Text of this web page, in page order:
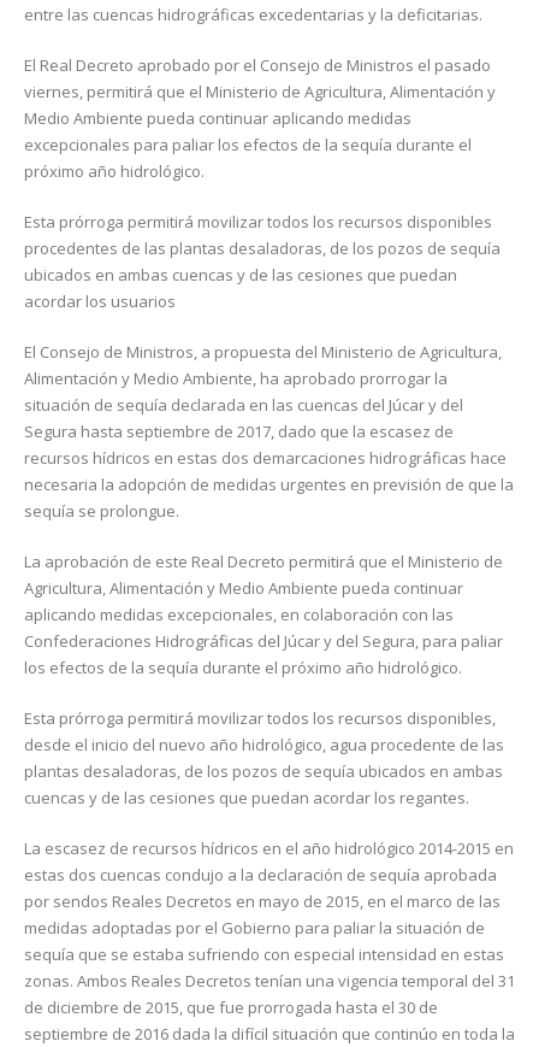
entre las cuencas hidrográficas excedentarias y la deficitarias.
El Real Decreto aprobado por el Consejo de Ministros el pasado
viernes, permitirá que el Ministerio de Agricultura, Alimentación y
Medio Ambiente pueda continuar aplicando medidas
excepcionales para paliar los efectos de la sequía durante el
próximo año hidrológico.
Esta prórroga permitirá movilizar todos los recursos disponibles
procedentes de las plantas desaladoras, de los pozos de sequía
ubicados en ambas cuencas y de las cesiones que puedan
acordar los usuarios
El Consejo de Ministros, a propuesta del Ministerio de Agricultura,
Alimentación y Medio Ambiente, ha aprobado prorrogar la
situación de sequía declarada en las cuencas del Júcar y del
Segura hasta septiembre de 2017, dado que la escasez de
recursos hídricos en estas dos demarcaciones hidrográficas hace
necesaria la adopción de medidas urgentes en previsión de que la
sequía se prolongue.
La aprobación de este Real Decreto permitirá que el Ministerio de
Agricultura, Alimentación y Medio Ambiente pueda continuar
aplicando medidas excepcionales, en colaboración con las
Confederaciones Hidrográficas del Júcar y del Segura, para paliar
los efectos de la sequía durante el próximo año hidrológico.
Esta prórroga permitirá movilizar todos los recursos disponibles,
desde el inicio del nuevo año hidrológico, agua procedente de las
plantas desaladoras, de los pozos de sequía ubicados en ambas
cuencas y de las cesiones que puedan acordar los regantes.
La escasez de recursos hídricos en el año hidrológico 2014-2015 en
estas dos cuencas condujo a la declaración de sequía aprobada
por sendos Reales Decretos en mayo de 2015, en el marco de las
medidas adoptadas por el Gobierno para paliar la situación de
sequía que se estaba sufriendo con especial intensidad en estas
zonas. Ambos Reales Decretos tenían una vigencia temporal del 31
de diciembre de 2015, que fue prorrogada hasta el 30 de
septiembre de 2016 dada la difícil situación que continúo en toda la